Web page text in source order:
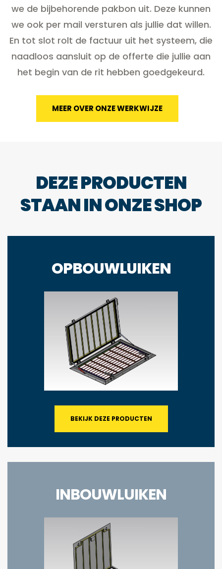
we de bijbehorende pakbon uit. Deze kunnen
we ook per mail versturen als jullie dat willen.
En tot slot rolt de factuur uit het systeem, die
naadloos aansluit op de offerte die jullie aan
het begin van de rit hebben goedgekeurd.
MEER OVER ONZE WERKWIJZE
DEZE PRODUCTEN
STAAN IN ONZE SHOP
OPBOUWLUIKEN
BEKIJK DEZE PRODUCTEN
INBOUWLUIKEN